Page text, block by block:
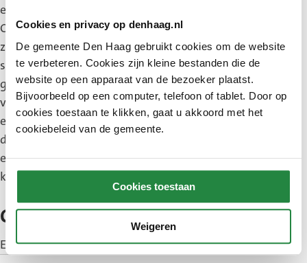
Cookies en privacy op denhaag.nl
De gemeente Den Haag gebruikt cookies om de website
te verbeteren. Cookies zijn kleine bestanden die de
website op een apparaat van de bezoeker plaatst.
Bijvoorbeeld op een computer, telefoon of tablet. Door op
cookies toestaan te klikken, gaat u akkoord met het
cookiebeleid van de gemeente.
Cookies toestaan
Weigeren
en Central Innovation District (CID) als grote kans.
Ook zijn er in Laak behoorlijke aandachtspunten
zoals leefbaarheid, veiligheid en sociale
samenhang. Voor al deze onderwerpen is een
goede samenwerking nodig tussen de collega’s
van het stadsdeel, de ketenpartners in de wijken
en betrokken bewoners. Ik voel mij bevoorrecht om
deze voortrekkersrol te mogen bekleden. En ik kijk
ernaar uit om dit boeiende stadsdeel beter te leren
kennen.’
Contact
E-mail:laak@denhaag.nl